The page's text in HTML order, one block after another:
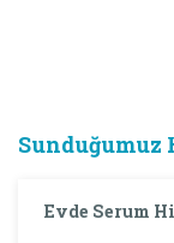
Sunduğumuz
Evde Serum